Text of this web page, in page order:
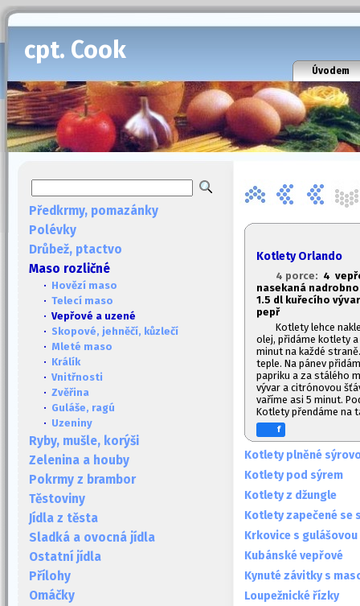
cpt. Cook
Úvodem
Předkrmy, pomazánky
Polévky
Drůbež, ptactvo
Maso rozličné
· Hovězí maso
· Telecí maso
· Vepřové a uzené
· Skopové, jehněčí, kůzlečí
· Mleté maso
· Králík
· Vnitřnosti
· Zvěřina
· Guláše, ragú
· Uzeniny
Ryby, mušle, korýši
Zelenina a houby
Pokrmy z brambor
Těstoviny
Jídla z těsta
Sladká a ovocná jídla
Ostatní jídla
Přílohy
Omáčky
Kotlety Orlando
4 porce: 4
nasekaná
1.5 dl kuřecího
pepř
Kotlety lehce
olej, přidáme kotlety
minut na každé
teple. Na pánev
papriku a za stálého
vývar a citrónovou
vaříme asi 5 minut.
Kotlety přendáme na
f
Kotlety plněné
Kotlety pod sýrem
Kotlety z džungle
Kotlety zapečené se
Krkovice s
Kubánské vepřové
Kynuté závitky s
Loupežnické řízky